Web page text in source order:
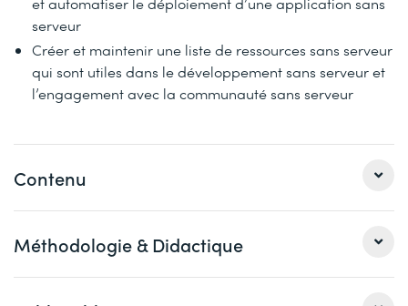
serveur
Créer et maintenir une liste de ressources sans serveur
qui sont utiles dans le développement sans serveur et
l’engagement avec la communauté sans serveur
Contenu
Apprenez à utiliser les frameworks AWS pour déployer
Méthodologie & Didactique